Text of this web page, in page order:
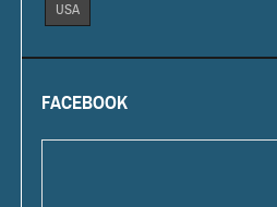
USA
FACEBOOK